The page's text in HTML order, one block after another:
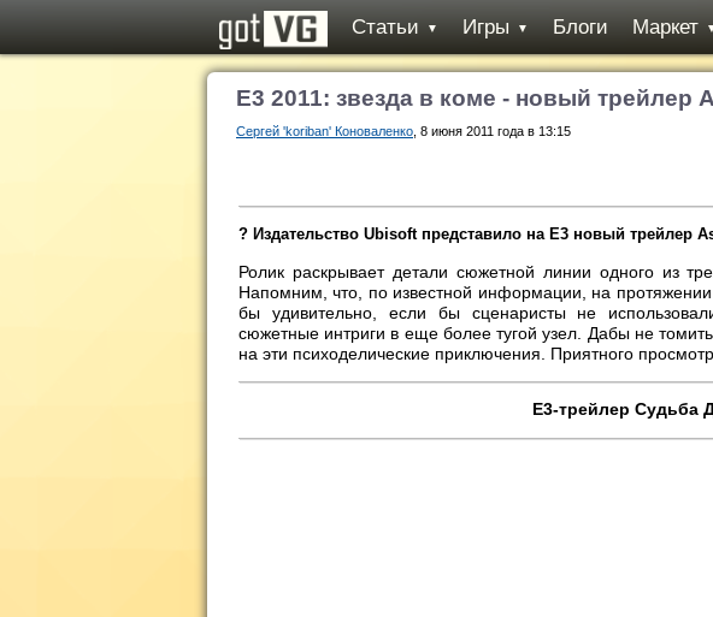
Статьи ▼ Игры ▼ Блоги Маркет
E3 2011: звезда в коме - новый трейлер
Сергей 'koriban' Коноваленко , 8 июня 2011 года в 13:15
? Издательство Ubisoft представило на Е3 новый трейлер
Ролик раскрывает детали сюжетной линии одного из
Напомним, что, по известной информации, на протяжении
бы удивительно, если бы сценаристы не
сюжетные интриги в еще более тугой узел. Дабы не
на эти психоделические приключения. Приятного
Е3-трейлер Судьба